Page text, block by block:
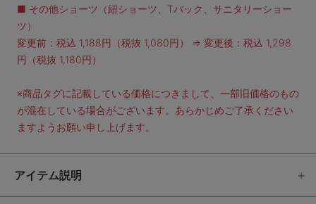
■ その他ショーツ（紐ショーツ、Tバック、サニタリーショー
ツ）
変更前：税込 1,188円（税抜 1,080円） ⇒ 変更後：税込 1,298
円（税抜 1,180円）
※商品タグに記載している価格につきまして、一部旧価格のもの
が混在している場合がございます。あらかじめご了承ください
ますようお願い申し上げます。
アイテム説明